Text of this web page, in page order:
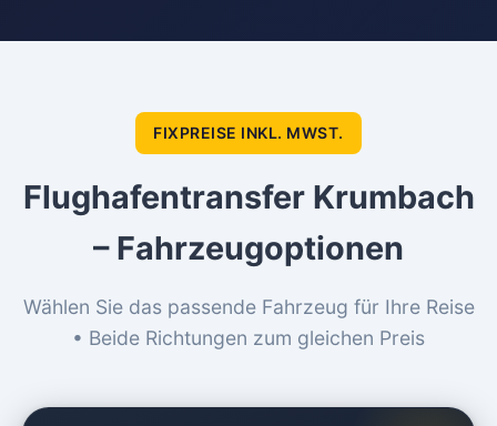
FIXPREISE INKL. MWST.
Flughafentransfer Krumbach
– Fahrzeugoptionen
Wählen Sie das passende Fahrzeug für Ihre Reise
• Beide Richtungen zum gleichen Preis